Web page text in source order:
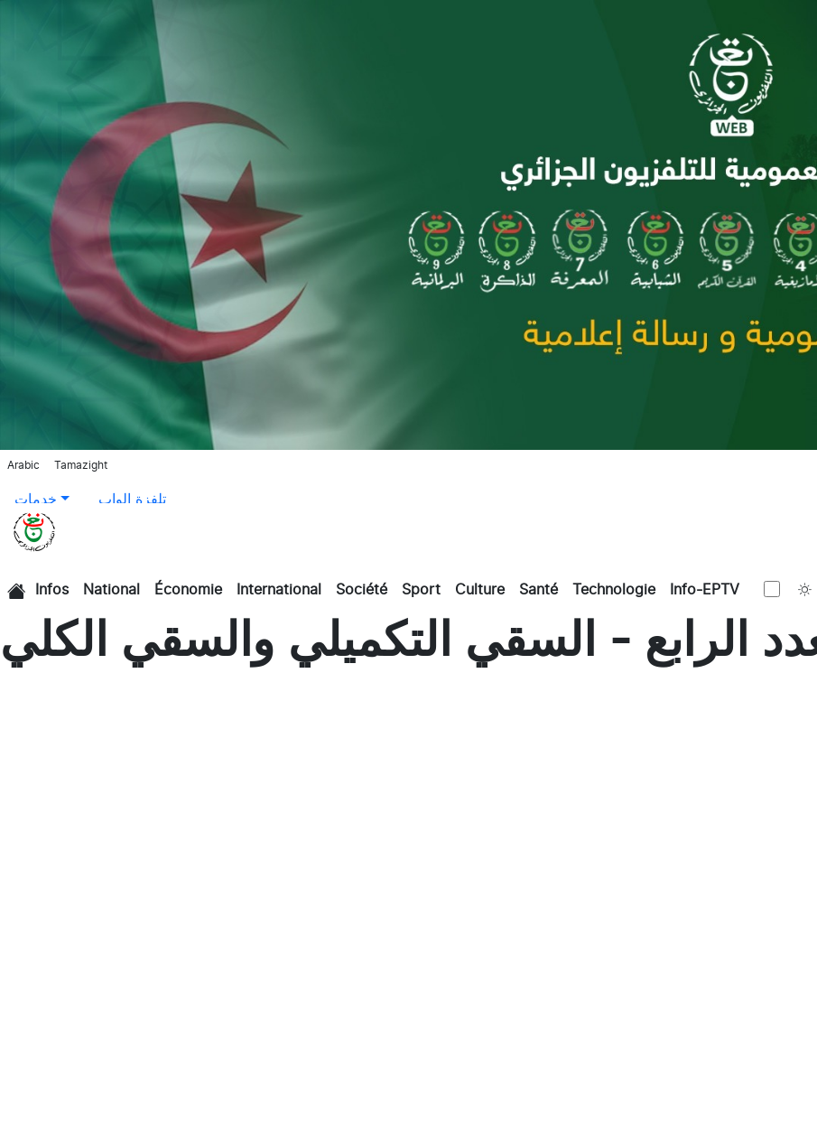
Aller au contenu principal
Arabic Tamazight
خدمات تلفزة الواب
الرئيسية
Infos National Économie International Société Sport Culture Santé Technologie Info-EPTV
الرابع - السقي التكميلي والسقي الكلي